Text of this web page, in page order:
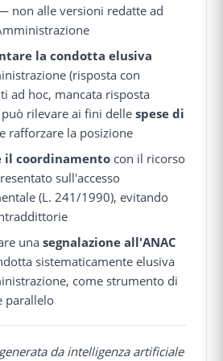
non alle versioni redatte ad
la condotta elusiva
(risposta con
ad hoc, mancata risposta
rilevare ai fini dellespese di
e rafforzare la posizione
il coordinamento con il ricorso
sull'accesso
(L. 241/1990), evitando
unasegnalazione all'ANAC
sistematicamente elusiva
come strumento di
parallelo
da intelligenza artificiale